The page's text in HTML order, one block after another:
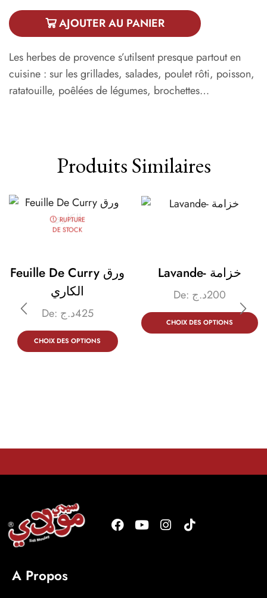
AJOUTER AU PANIER
Les herbes de provence s’utilsent presque partout en
cuisine : sur les grillades, salades, poulet rôti, poisson,
ratatouille, poêlées de légumes, brochettes…
Produits Similaires
RUPTURE
DE STOCK
Feuille De Curry ورق
الكاري
De: 425د.ج
CHOIX DES OPTIONS
Lavande- خزامة
De: 200د.ج
CHOIX DES OPTIONS
A Propos